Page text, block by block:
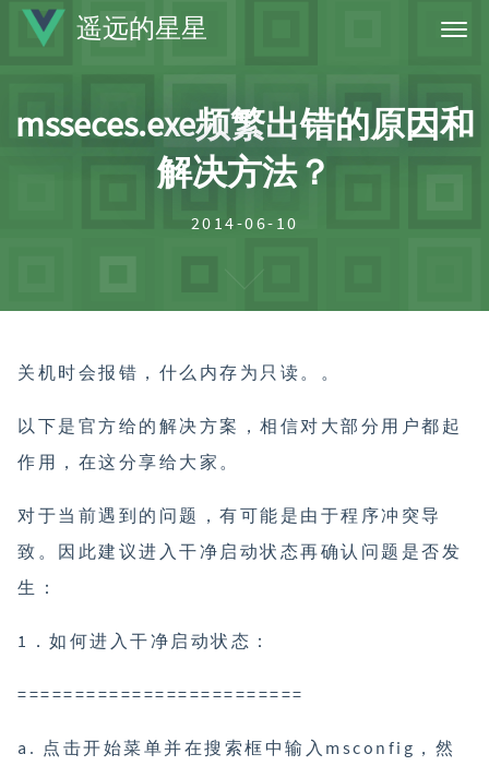
遥远的星星
标签
归档
关于
msseces.exe频繁出错的原因和
解决方法？
2014-06-10
关机时会报错，什么内存为只读。。
以下是官方给的解决方案，相信对大部分用户都起
作用，在这分享给大家。
对于当前遇到的问题，有可能是由于程序冲突导
致。因此建议进入干净启动状态再确认问题是否发
生：
1．如何进入干净启动状态：
=========================
a. 点击开始菜单并在搜索框中输入msconfig，然